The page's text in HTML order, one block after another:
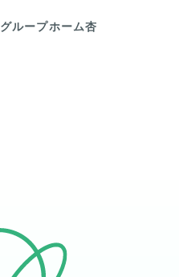
グループホーム杏